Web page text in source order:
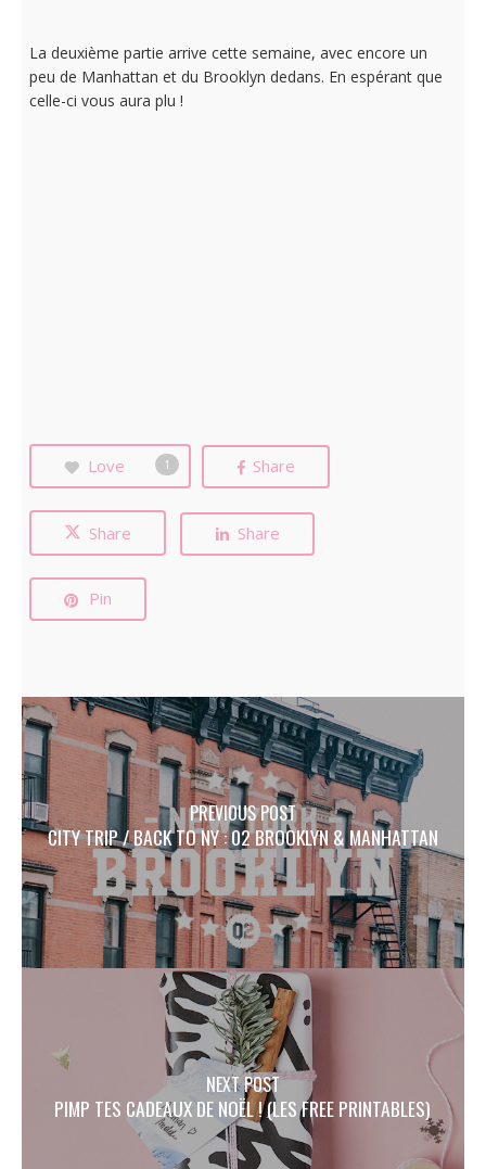
La deuxième partie arrive cette semaine, avec encore un
peu de Manhattan et du Brooklyn dedans. En espérant que
celle-ci vous aura plu !
Love 1 Share
Share Share
Pin
PREVIOUS POST
CITY TRIP / BACK TO NY : 02 BROOKLYN & MANHATTAN
NEXT POST
PIMP TES CADEAUX DE NOËL ! (LES FREE PRINTABLES)